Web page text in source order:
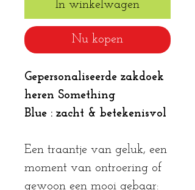
In winkelwagen
Nu kopen
Gepersonaliseerde zakdoek
heren Something
Blue : zacht & betekenisvol
Een traantje van geluk, een
moment van ontroering of
gewoon een mooi gebaar: